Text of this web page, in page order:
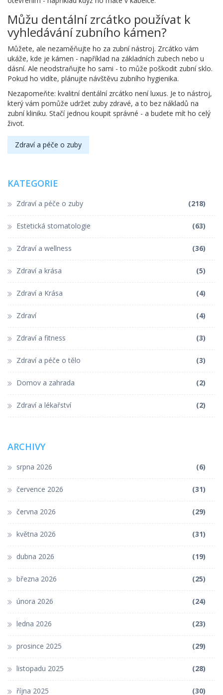
Můžu dentální zrcátko používat k
vyhledávání zubního kámen?
Můžete, ale nezaměňujte ho za zubní nástroj. Zrcátko vám
ukáže, kde je kámen - například na základních zubech nebo u
dásní. Ale neodstraňujte ho sami - to může poškodit zubní sklo.
Pokud ho vidíte, plánujte návštěvu zubního hygienika.
Nezapomeňte: kvalitní dentální zrcátko není luxus. Je to nástroj,
který vám pomůže udržet zuby zdravé, a to bez nákladů na
zubní kliniku. Stačí jednou koupit správné - a budete mít ho celý
život.
Zdraví a péče o zuby
KATEGORIE
Zdraví a péče o zuby (218)
Estetická stomatologie (63)
Zdraví a wellness (36)
Zdraví a krása (5)
Zdraví a Krása (4)
Zdraví (4)
Zdraví a fitness (3)
Zdraví a péče o tělo (3)
Domov a zahrada (2)
Zdraví a lékařství (2)
ARCHIVY
srpna 2026 (6)
července 2026 (31)
června 2026 (29)
května 2026 (31)
dubna 2026 (19)
března 2026 (25)
února 2026 (24)
ledna 2026 (23)
prosince 2025 (29)
listopadu 2025 (28)
října 2025 (30)